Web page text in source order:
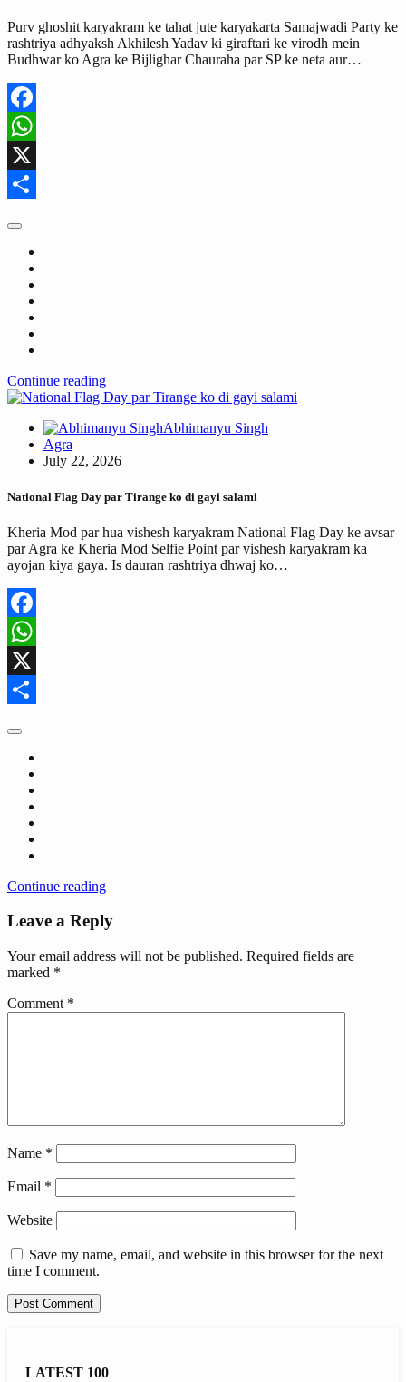
Purv ghoshit karyakram ke tahat jute karyakarta Samajwadi Party ke
rashtriya adhyaksh Akhilesh Yadav ki giraftari ke virodh mein
Budhwar ko Agra ke Bijlighar Chauraha par SP ke neta aur…
Facebook
WhatsApp
X
Continue reading
Abhimanyu Singh
Agra
July 22, 2026
National Flag Day par Tirange ko di gayi salami
Kheria Mod par hua vishesh karyakram National Flag Day ke avsar
par Agra ke Kheria Mod Selfie Point par vishesh karyakram ka
ayojan kiya gaya. Is dauran rashtriya dhwaj ko…
Facebook
WhatsApp
X
Continue reading
Leave a Reply
Your email address will not be published. Required fields are
marked *
Comment *
Name *
Email *
Website
Save my name, email, and website in this browser for the next
time I comment.
LATEST 100